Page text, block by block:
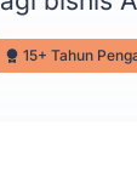
15+ Tahun